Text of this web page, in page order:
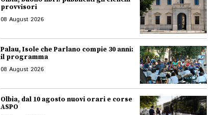
provvisori
08 August 2026
Palau, Isole che Parlano compie 30 anni:
il programma
08 August 2026
Olbia, dal 10 agosto nuovi orari e corse
ASPO